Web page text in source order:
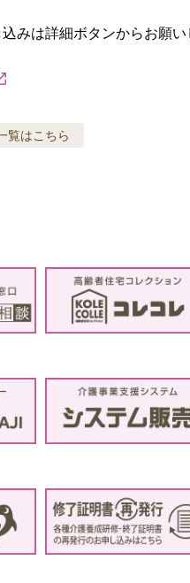
みは詳細ボタンからお願い
覧はこちら